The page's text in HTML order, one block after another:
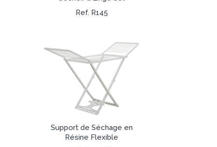
Ref. R145
Support de Séchage en
Résine Flexible